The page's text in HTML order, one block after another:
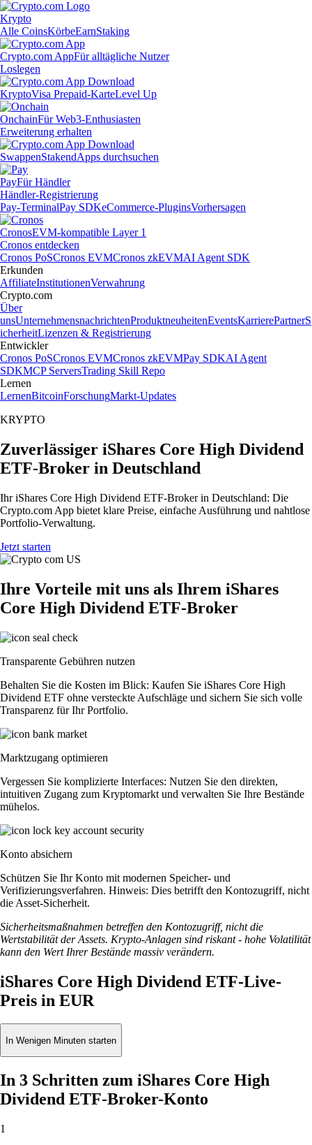
Krypto
Alle CoinsKörbeEarnStaking
Crypto.com AppFür alltägliche Nutzer
Loslegen
KryptoVisa Prepaid-KarteLevel Up
OnchainFür Web3-Enthusiasten
Erweiterung erhalten
SwappenStakendApps durchsuchen
PayFür Händler
Händler-Registrierung
Pay-TerminalPay SDKeCommerce-PluginsVorhersagen
CronosEVM-kompatible Layer 1
Cronos entdecken
Cronos PoSCronos EVMCronos zkEVMAI Agent SDK
Erkunden
AffiliateInstitutionenVerwahrung
Crypto.com
Über
unsUnternehmensnachrichtenProduktneuheitenEventsKarrierePartnerS
icherheitLizenzen & Registrierung
Entwickler
Cronos PoSCronos EVMCronos zkEVMPay SDKAI Agent
SDKMCP ServersTrading Skill Repo
Lernen
LernenBitcoinForschungMarkt-Updates
KRYPTO
Zuverlässiger iShares Core High Dividend
ETF-Broker in Deutschland
Ihr iShares Core High Dividend ETF-Broker in Deutschland: Die
Crypto.com App bietet klare Preise, einfache Ausführung und nahtlose
Portfolio-Verwaltung.
Jetzt starten
Ihre Vorteile mit uns als Ihrem iShares
Core High Dividend ETF-Broker
Transparente Gebühren nutzen
Behalten Sie die Kosten im Blick: Kaufen Sie iShares Core High
Dividend ETF ohne versteckte Aufschläge und sichern Sie sich volle
Transparenz für Ihr Portfolio.
Marktzugang optimieren
Vergessen Sie komplizierte Interfaces: Nutzen Sie den direkten,
intuitiven Zugang zum Kryptomarkt und verwalten Sie Ihre Bestände
mühelos.
Konto absichern
Schützen Sie Ihr Konto mit modernen Speicher- und
Verifizierungsverfahren. Hinweis: Dies betrifft den Kontozugriff, nicht
die Asset-Sicherheit.
Sicherheitsmaßnahmen betreffen den Kontozugriff, nicht die
Wertstabilität der Assets. Krypto-Anlagen sind riskant - hohe Volatilität
kann den Wert Ihrer Bestände massiv verändern.
iShares Core High Dividend ETF-Live-
Preis in EUR
In Wenigen Minuten starten
In 3 Schritten zum iShares Core High
Dividend ETF-Broker-Konto
1